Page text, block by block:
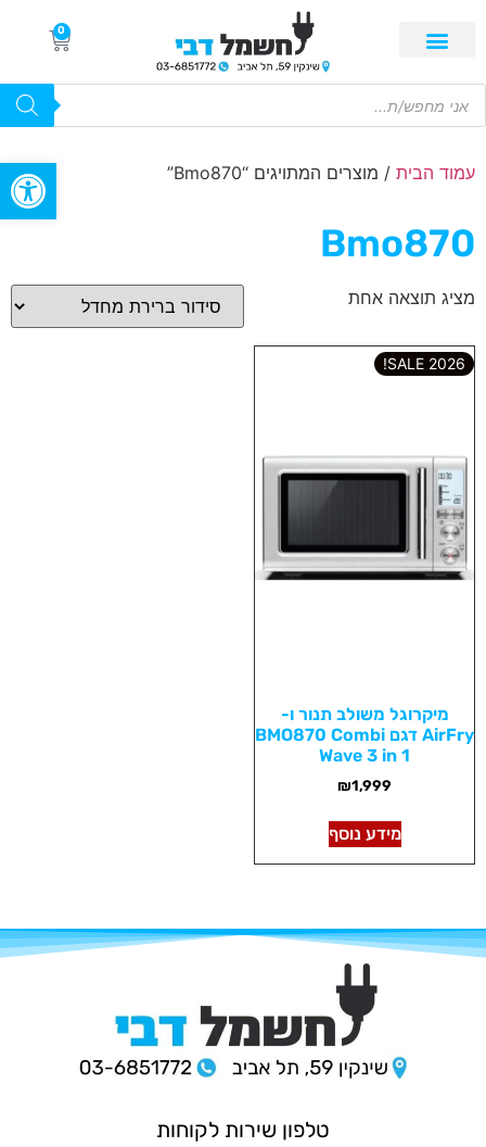
פתח
0
עמוד הבית / מוצרים המתויגים “Bmo870”
Bmo870
מציג תוצאה אחת
2026 SALE!
מיקרוגל משולב תנור ו-
AirFry דגם BMO870 Combi
Wave 3 in 1
₪1,999
מידע נוסף
טלפון שירות לקוחות